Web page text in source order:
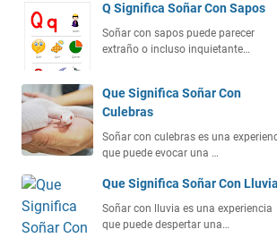
Q Significa Soñar Con Sapos
Soñar con sapos puede parecer
extraño o incluso inquietante…
Que Significa Soñar Con
Culebras
Soñar con culebras es una
que puede evocar una …
Que Significa Soñar Con Lluvia
Soñar con lluvia es una experiencia
que puede despertar una…